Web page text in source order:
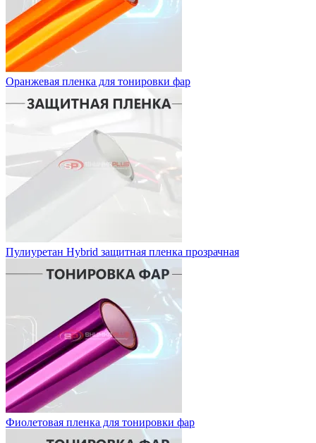
Оранжевая пленка для тонировки фар
Пулиуретан Hybrid защитная пленка прозрачная
Фиолетовая пленка для тонировки фар